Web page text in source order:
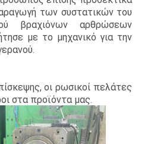
των συστατικών του
βραχιόνων αρθρώσεων
με το μηχανικό για την
οι ρωσικοί πελάτες
στα προϊόντα μας.